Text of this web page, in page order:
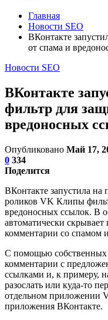
Главная
Новости SEO
ВКонтакте
от спама и
Новости SEO
ВКонтакте
фильтр для
вредоносных
Опубликовано Май 17,
0 334
Поделится
ВКонтакте запустила на
роликов VK Клипы
вредоносных ссылок. В
автоматически
комментарии со спамом
С помощью собственных
комментарии с
ссылками и, к примеру,
разослать или куда-то
отдельном приложении
приложения ВКонтакте.